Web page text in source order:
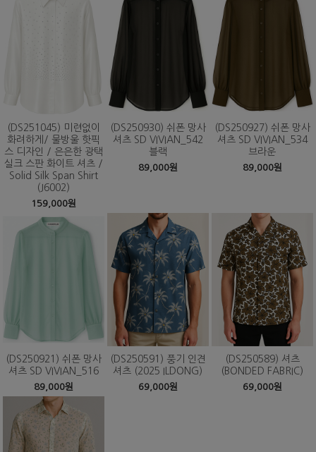
(DS251045) 미련없이
화려하게/ 물방울 핫픽
스 디자인 / 은은한 광택
실크 스판 화이트 셔츠 /
Solid Silk Span Shirt
(J6002)
159,000원
(DS250930) 쉬폰 망사
셔츠 SD VIVIAN_542
블랙
89,000원
(DS250927) 쉬폰 망사
셔츠 SD VIVIAN_534
브라운
89,000원
(DS250921) 쉬폰 망사
셔츠 SD VIVIAN_516
89,000원
(DS250591) 풍기 인견
셔츠 (2025 ILDONG)
69,000원
(DS250589) 셔츠
(BONDED FABRIC)
69,000원